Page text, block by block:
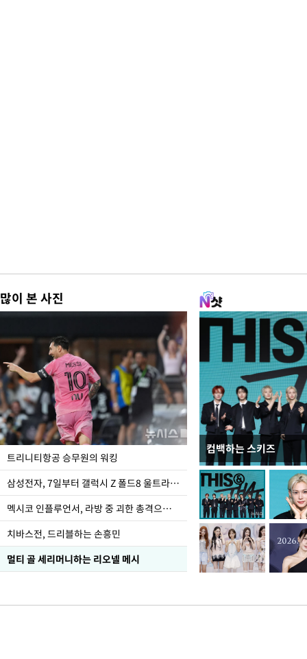
많이 본 사진
트리니티항공 승무원의 워킹
삼성전자, 7일부터 갤럭시 Z 폴드8 울트라·폴드8·플립8 출시
멕시코 인플루언서, 라방 중 괴한 총격으로 사망
치바스전, 드리블하는 손흥민
멀티 골 세리머니하는 리오넬 메시
컴백하는 스키즈
입추 하루 앞둔 전남
폭염